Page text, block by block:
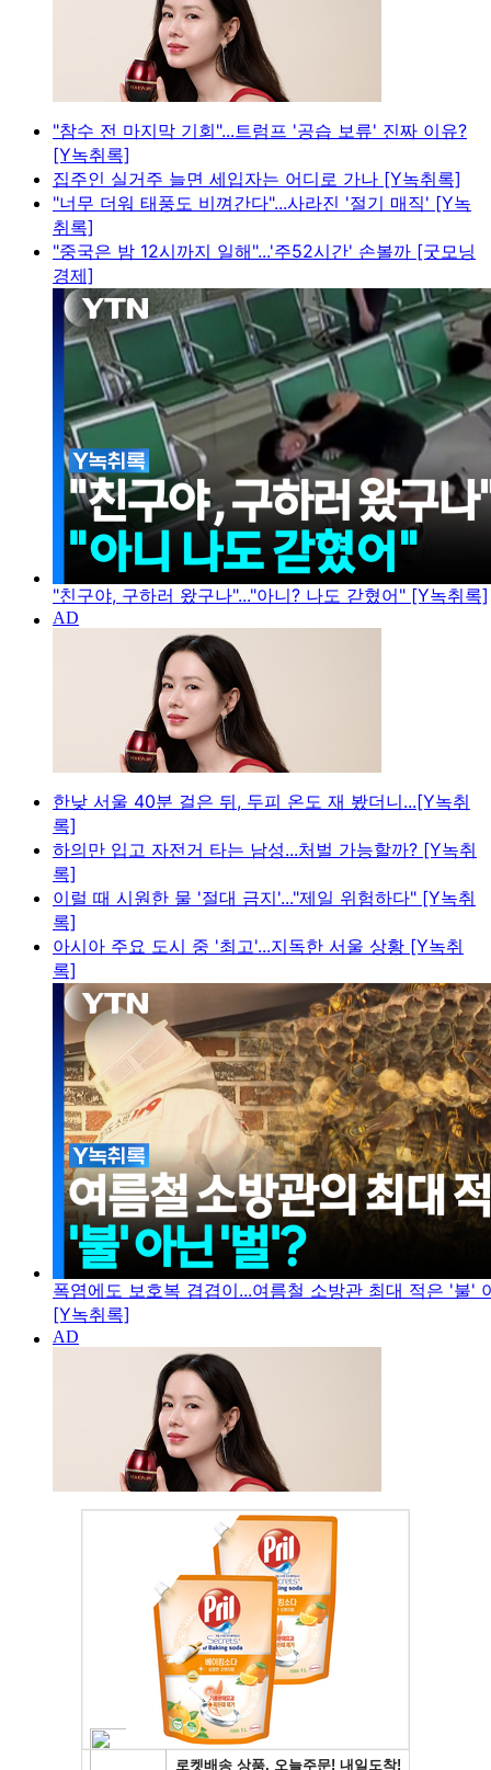
"참수 전 마지막 기회"...트럼프 '공습 보류' 진짜 이유?
[Y녹취록]
집주인 실거주 늘면 세입자는 어디로 가나 [Y녹취록]
"너무 더워 태풍도 비껴간다"...사라진 '절기 매직' [Y녹
취록]
"중국은 밤 12시까지 일해"...'주52시간' 손볼까 [굿모닝
경제]
"친구야, 구하러 왔구나"..."아니? 나도 갇혔어" [Y녹취록]
한낮 서울 40분 걸은 뒤, 두피 온도 재 봤더니...[Y녹취
록]
하의만 입고 자전거 타는 남성...처벌 가능할까? [Y녹취
록]
이럴 때 시원한 물 '절대 금지'..."제일 위험하다" [Y녹취
록]
아시아 주요 도시 중 '최고'...지독한 서울 상황 [Y녹취
록]
폭염에도 보호복 겹겹이...여름철 소방관 최대 적은 '불'
[Y녹취록]